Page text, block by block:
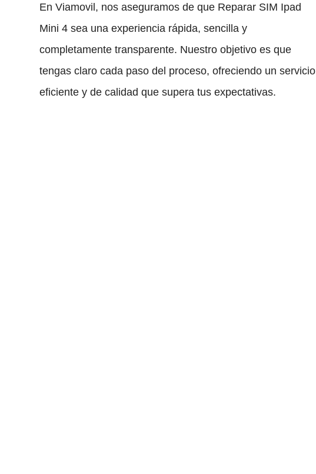
En Viamovil, nos aseguramos de que Reparar SIM Ipad
Mini 4 sea una experiencia rápida, sencilla y
completamente transparente. Nuestro objetivo es que
tengas claro cada paso del proceso, ofreciendo un servicio
eficiente y de calidad que supera tus expectativas.